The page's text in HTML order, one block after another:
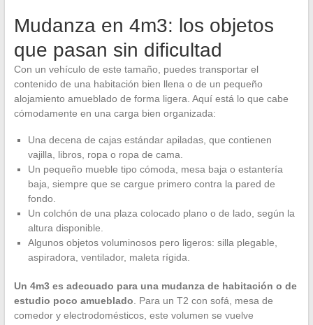
Mudanza en 4m3: los objetos
que pasan sin dificultad
Con un vehículo de este tamaño, puedes transportar el
contenido de una habitación bien llena o de un pequeño
alojamiento amueblado de forma ligera. Aquí está lo que cabe
cómodamente en una carga bien organizada:
Una decena de cajas estándar apiladas, que contienen
vajilla, libros, ropa o ropa de cama.
Un pequeño mueble tipo cómoda, mesa baja o estantería
baja, siempre que se cargue primero contra la pared de
fondo.
Un colchón de una plaza colocado plano o de lado, según la
altura disponible.
Algunos objetos voluminosos pero ligeros: silla plegable,
aspiradora, ventilador, maleta rígida.
Un 4m3 es adecuado para una mudanza de habitación o de
estudio poco amueblado . Para un T2 con sofá, mesa de
comedor y electrodomésticos, este volumen se vuelve